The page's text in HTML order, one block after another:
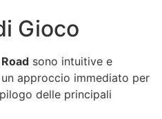
Gioco
sono intuitive e
approccio immediato per
delle principali